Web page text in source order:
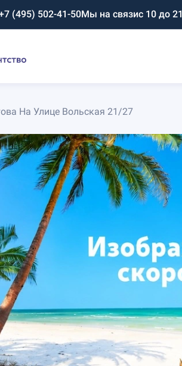
(495) 502-41-50Мы на связис 10 до 21
На Улице Вольская 21/27